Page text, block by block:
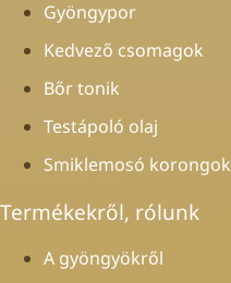
Gyöngypor
Kedvező csomagok
Bőr tonik
Testápoló olaj
Smiklemosó korongok
Termékekről, rólunk
A gyöngyökről